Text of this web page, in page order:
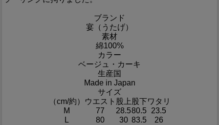
ブランド
宴（うたげ）
素材
綿100%
カラー
ベージュ・カーキ
生産国
Made in Japan
サイズ
（cm/約）
ウエスト 股上股下 ワタリ
M
77 28.580.5 23.5
L
80 30 83.5
26